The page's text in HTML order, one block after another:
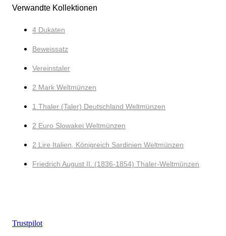
Verwandte Kollektionen
4 Dukaten
Beweissatz
Vereinstaler
2 Mark Weltmünzen
1 Thaler (Taler) Deutschland Weltmünzen
2 Euro Slowakei Weltmünzen
2 Lire Italien, Königreich Sardinien Weltmünzen
Friedrich August II. (1836-1854) Thaler-Weltmünzen
Trustpilot